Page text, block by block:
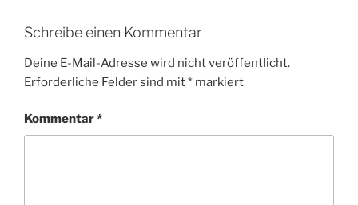
Schreibe einen Kommentar
Deine E-Mail-Adresse wird nicht veröffentlicht.
Erforderliche Felder sind mit* markiert
Kommentar*